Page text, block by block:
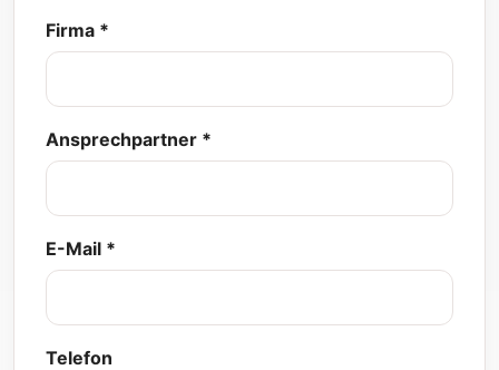
Firma *
Ansprechpartner *
E-Mail *
Telefon